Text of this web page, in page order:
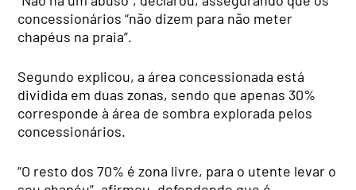
concessionários “não dizem para não meter
chapéus na praia”.
Segundo explicou, a área concessionada está
dividida em duas zonas, sendo que apenas 30%
corresponde à área de sombra explorada pelos
concessionários.
“O resto dos 70% é zona livre, para o utente levar o